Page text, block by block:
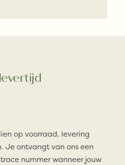
op voorraad, levering
Je ontvangt van ons een
nummer wanneer jouw